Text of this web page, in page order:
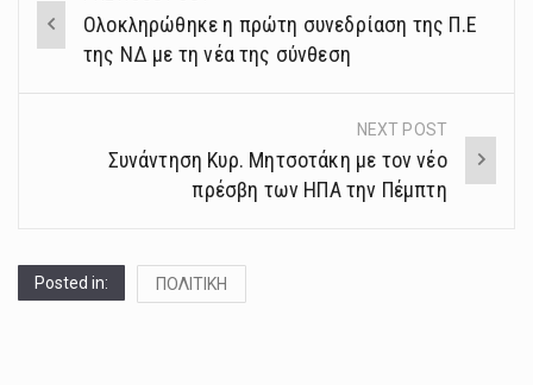
navigation
Ολοκληρώθηκε η πρώτη συνεδρίαση της Π.Ε
της ΝΔ με τη νέα της σύνθεση
NEXT POST
Συνάντηση Κυρ. Μητσοτάκη με τον νέο
πρέσβη των ΗΠΑ την Πέμπτη
Posted in: ΠΟΛΙΤΙΚΗ